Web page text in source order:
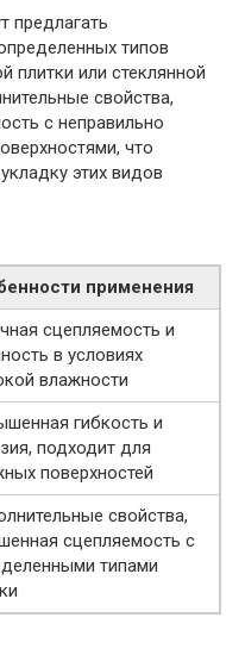
предлагать
типов
плитки или стеклянной
свойства,
с неправильно
что
этих видов
применения
сцепляемость и
в условиях
влажности
гибкость и
подходит для
поверхностей
свойства,
сцепляемость с
типами